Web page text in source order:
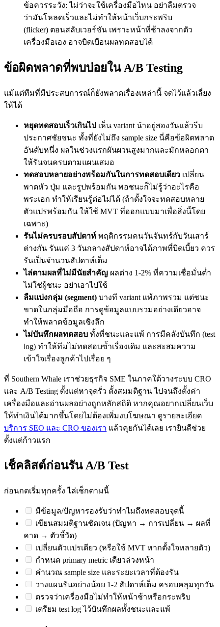
ข้อควรระวัง: ไม่ว่าจะใช้เครื่องมือไหน อย่าลืมตรวจ
ว่ามันโหลดเร็วและไม่ทำให้หน้าเว็บกระพริบ
(flicker) ตอนสลับเวอร์ชัน เพราะหน้าที่ช้าลงจากตัว
เครื่องมือเอง อาจบิดเบือนผลทดสอบได้
ข้อผิดพลาดที่พบบ่อยใน A/B Testing
แม้แต่ทีมที่มีประสบการณ์ก็ยังพลาดเรื่องเหล่านี้ จดไว้แล้วเลี่ยง
ให้ได้
หยุดทดสอบเร็วเกินไป เห็น variant นำอยู่สองวันแล้วรีบ
ประกาศชัยชนะ ทั้งที่ยังไม่ถึง sample size นี่คือข้อผิดพลาด
อันดับหนึ่ง ผลในช่วงแรกผันผวนสูงมากและมักหลอกตา
ให้รันจนครบตามแผนเสมอ
ทดสอบหลายอย่างพร้อมกันในการทดสอบเดียว เปลี่ยน
พาดหัว ปุ่ม และรูปพร้อมกัน พอชนะก็ไม่รู้ว่าอะไรคือ
พระเอก ทำให้เรียนรู้ต่อไม่ได้ (ถ้าตั้งใจจะทดสอบหลาย
ตัวแปรพร้อมกัน ให้ใช้ MVT ที่ออกแบบมาเพื่อสิ่งนี้โดย
เฉพาะ)
รันไม่ครบรอบสัปดาห์ พฤติกรรมคนวันจันทร์กับวันเสาร์
ต่างกัน รันแค่ 3 วันกลางสัปดาห์อาจได้ภาพที่บิดเบี้ยว ควร
รันเป็นจำนวนสัปดาห์เต็ม
ไล่ตามผลที่ไม่มีนัยสำคัญ ผลต่าง 1-2% ที่ความเชื่อมั่นต่ำ
ไม่ใช่ผู้ชนะ อย่าเอาไปใช้
ลืมแบ่งกลุ่ม (segment) บางที variant แพ้ภาพรวม แต่ชนะ
ขาดในกลุ่มมือถือ การดูข้อมูลแบบรวมอย่างเดียวอาจ
ทำให้พลาดข้อมูลเชิงลึก
ไม่บันทึกผลทดสอบ ทั้งที่ชนะและแพ้ การมีคลังบันทึก (test
log) ทำให้ทีมไม่ทดสอบซ้ำเรื่องเดิม และสะสมความ
เข้าใจเรื่องลูกค้าไปเรื่อย ๆ
ที่ Southern Whale เราช่วยธุรกิจ SME ในภาคใต้วางระบบ CRO
และ A/B Testing ตั้งแต่หาจุดรั่ว ตั้งสมมติฐาน ไปจนถึงตั้งค่า
เครื่องมือและอ่านผลอย่างถูกหลักสถิติ หากคุณอยากเปลี่ยนเว็บ
ให้ทำเงินได้มากขึ้นโดยไม่ต้องเพิ่มงบโฆษณา ดูรายละเอียด
บริการ SEO และ CRO ของเรา แล้วคุยกันได้เลย เรายินดีช่วย
ตั้งแต่ก้าวแรก
เช็คลิสต์ก่อนรัน A/B Test
ก่อนกดเริ่มทุกครั้ง ไล่เช็กตามนี้
มีข้อมูล/ปัญหารองรับว่าทำไมถึงทดสอบจุดนี้
เขียนสมมติฐานชัดเจน (ปัญหา → การเปลี่ยน → ผลที่
คาด → ตัวชี้วัด)
เปลี่ยนตัวแปรเดียว (หรือใช้ MVT หากตั้งใจหลายตัว)
กำหนด primary metric เดียวล่วงหน้า
คำนวณ sample size และระยะเวลาที่ต้องรัน
วางแผนรันอย่างน้อย 1-2 สัปดาห์เต็ม ครอบคลุมทุกวัน
ตรวจว่าเครื่องมือไม่ทำให้หน้าช้าหรือกระพริบ
เตรียม test log ไว้บันทึกผลทั้งชนะและแพ้